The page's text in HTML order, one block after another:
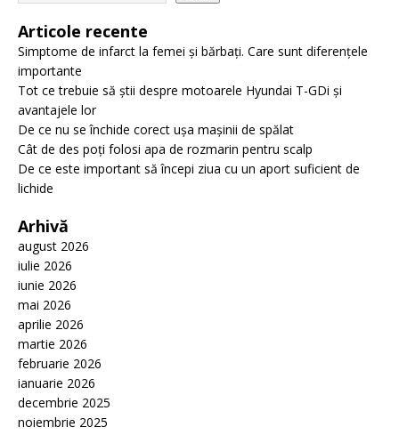
Articole recente
Simptome de infarct la femei și bărbați. Care sunt diferențele
importante
Tot ce trebuie să știi despre motoarele Hyundai T-GDi și
avantajele lor
De ce nu se închide corect ușa mașinii de spălat
Cât de des poți folosi apa de rozmarin pentru scalp
De ce este important să începi ziua cu un aport suficient de
lichide
Arhivă
august 2026
iulie 2026
iunie 2026
mai 2026
aprilie 2026
martie 2026
februarie 2026
ianuarie 2026
decembrie 2025
noiembrie 2025